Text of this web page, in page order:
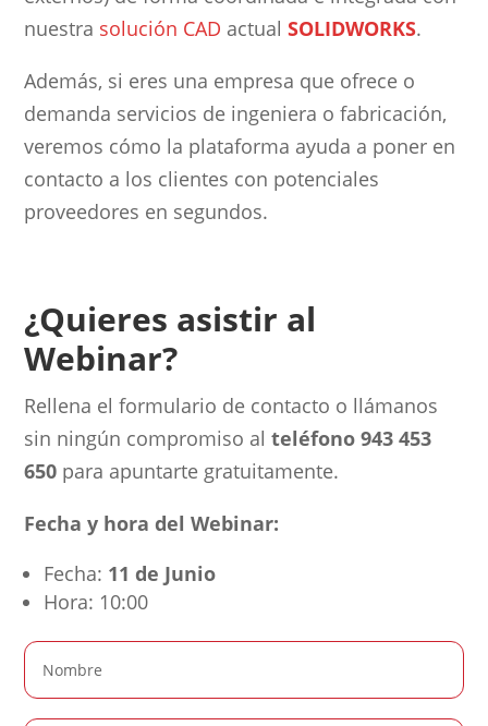
nuestra solución CAD actualSOLIDWORKS.
Además, si eres una empresa que ofrece o
demanda servicios de ingeniera o fabricación,
veremos cómo la plataforma ayuda a poner en
contacto a los clientes con potenciales
proveedores en segundos.
¿Quieres asistir al
Webinar?
Rellena el formulario de contacto o llámanos
sin ningún compromiso alteléfono 943 453
650 para apuntarte gratuitamente.
Fecha y hora del Webinar:
Fecha: 11 de Junio
Hora: 10:00